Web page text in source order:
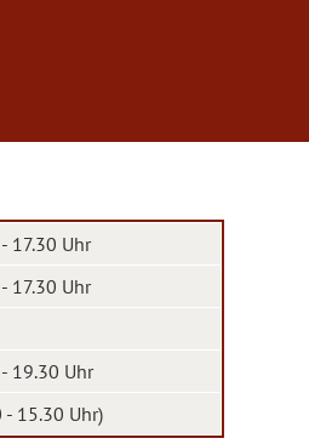
17.30 Uhr
17.30 Uhr
19.30 Uhr
15.30 Uhr)